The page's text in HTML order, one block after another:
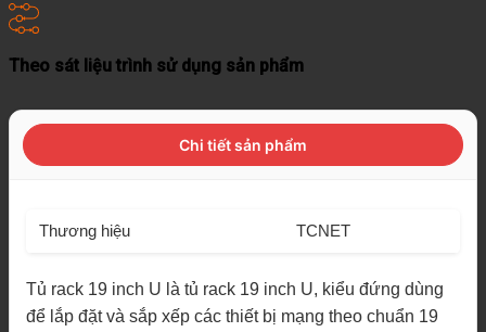
Theo sát liệu trình sử dụng sản phẩm
Chi tiết sản phẩm
Thương hiệu TCNET
Tủ rack 19 inch U là tủ rack 19 inch U, kiểu đứng dùng
để lắp đặt và sắp xếp các thiết bị mạng theo chuẩn 19